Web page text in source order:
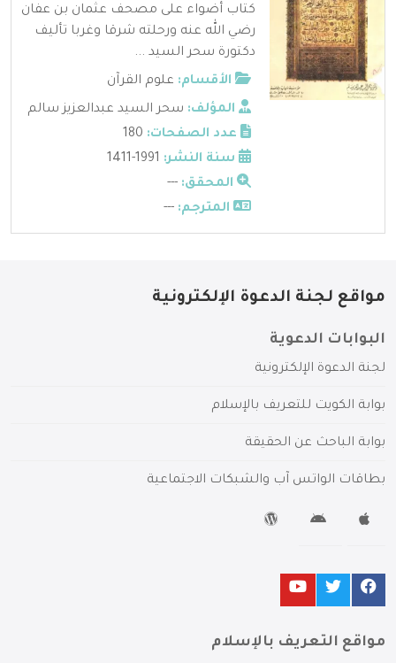
كتاب أضواء على مصحف عثمان بن عفان
رضي الله عنه ورحلته شرقا وغربا تأليف
دكتورة سحر السيد ...
الأقسام: علوم القرآن
المؤلف: سحر السيد عبدالعزيز سالم
عدد الصفحات:
سنة النشر:
المحقق: ---
المترجم: ---
مواقع لجنة الدعوة الإلكترونية
البوابات الدعوية
لجنة الدعوة الإلكترونية
بوابة الكويت للتعريف بالإسلام
بوابة الباحث عن الحقيقة
بطاقات الواتس آب والشبكات الاجتماعية
مواقع التعريف بالإسلام